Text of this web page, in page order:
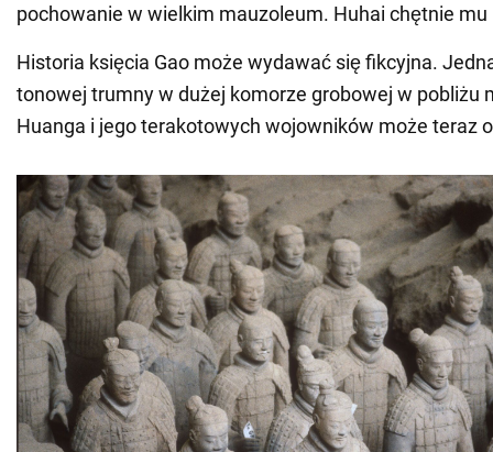
pochowanie w wielkim mauzoleum. Huhai chętnie mu
Historia księcia Gao może wydawać się fikcyjna.
tonowej trumny w dużej komorze grobowej w pobliżu
Huanga i jego terakotowych wojowników może teraz